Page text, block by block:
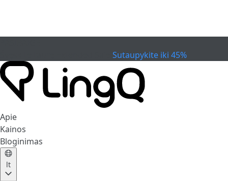
Sutaupykite iki 45%
Apie
Kainos
Bloginimas
lt